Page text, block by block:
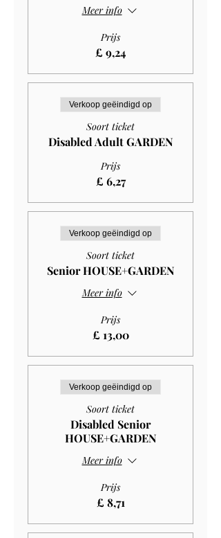
Meer info
Prijs
£ 9,24
Verkoop geëindigd op
Soort ticket
Disabled Adult GARDEN
Prijs
£ 6,27
Verkoop geëindigd op
Soort ticket
Senior HOUSE+GARDEN
Meer info
Prijs
£ 13,00
Verkoop geëindigd op
Soort ticket
Disabled Senior
HOUSE+GARDEN
Meer info
Prijs
£ 8,71